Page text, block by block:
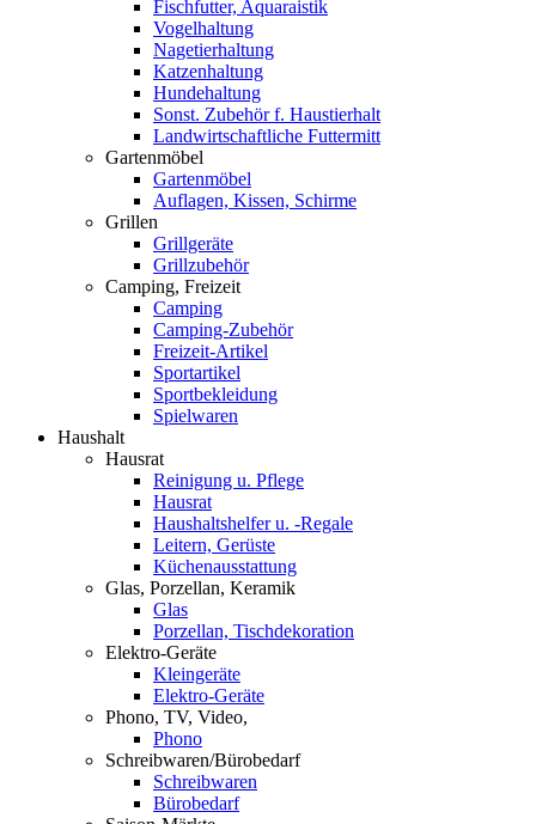
Fischfutter, Aquaraistik
Vogelhaltung
Nagetierhaltung
Katzenhaltung
Hundehaltung
Sonst. Zubehör f. Haustierhalt
Landwirtschaftliche Futtermitt
Gartenmöbel
Gartenmöbel
Auflagen, Kissen, Schirme
Grillen
Grillgeräte
Grillzubehör
Camping, Freizeit
Camping
Camping-Zubehör
Freizeit-Artikel
Sportartikel
Sportbekleidung
Spielwaren
Haushalt
Hausrat
Reinigung u. Pflege
Hausrat
Haushaltshelfer u. -Regale
Leitern, Gerüste
Küchenausstattung
Glas, Porzellan, Keramik
Glas
Porzellan, Tischdekoration
Elektro-Geräte
Kleingeräte
Elektro-Geräte
Phono, TV, Video,
Phono
Schreibwaren/Bürobedarf
Schreibwaren
Bürobedarf